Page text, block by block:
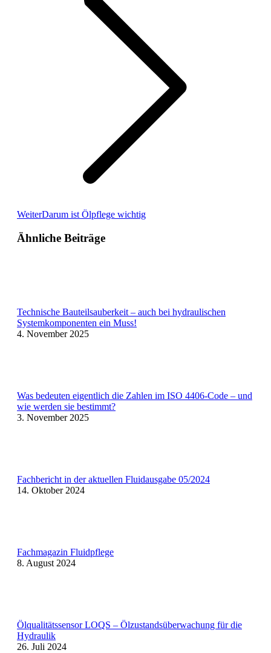
WeiterDarum ist Ölpflege wichtig
Ähnliche Beiträge
Technische Bauteilsauberkeit – auch bei hydraulischen
Systemkomponenten ein Muss!
4. November 2025
Was bedeuten eigentlich die Zahlen im ISO 4406-Code – und
wie werden sie bestimmt?​
3. November 2025
Fachbericht in der aktuellen Fluidausgabe 05/2024
14. Oktober 2024
Fachmagazin Fluidpflege
8. August 2024
Ölqualitätssensor LOQS – Ölzustandsüberwachung für die
Hydraulik
26. Juli 2024